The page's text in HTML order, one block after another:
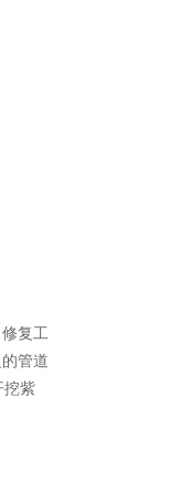
复工
管道
挖紫